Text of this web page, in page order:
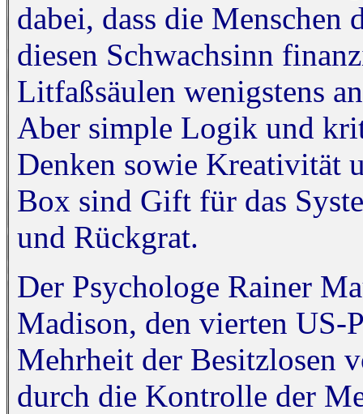
dabei, dass die Menschen
diesen Schwachsinn
Litfaßsäulen wenigstens
Aber simple Logik und
Denken sowie Kreativität
Box sind Gift für das
und Rückgrat.
Der Psychologe Rainer
Madison, den vierten US-
Mehrheit der Besitzlosen
durch die Kontrolle der